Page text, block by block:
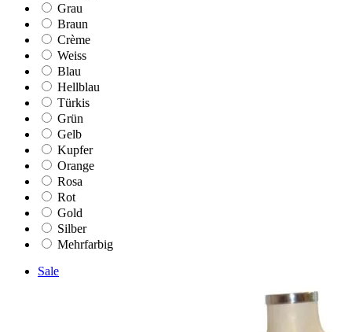
Grau
Braun
Crème
Weiss
Blau
Hellblau
Türkis
Grün
Gelb
Kupfer
Orange
Rosa
Rot
Gold
Silber
Mehrfarbig
Sale